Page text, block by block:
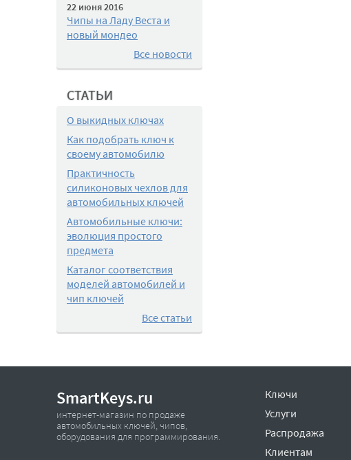
22 июня 2016
Чипы на Ладу Веста и
новый мондео
Все новости
СТАТЬИ
О выкидных ключах
Как подобрать ключ к
своему автомобилю
Практичность
силиконовых чехлов для
автомобильных ключей
Автомобильные ключи:
эволюция простого
предмета
Каталог соответствия
моделей автомобилей и
чип ключей
Все статьи
SmartKeys.ru
интернет-магазин по продаже
автомобильных ключей, чипов,
оборудования для программирования.
Ключи
Услуги
Распродажа
Клиентам